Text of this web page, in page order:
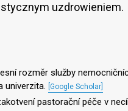
uzdrowieniem.
rozměr služby
univerzita. [Google Scholar]
pastorační péče v